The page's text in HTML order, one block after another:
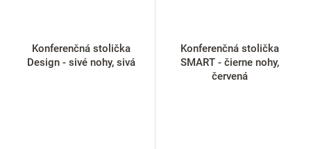
Konferenčná stolička
Design - sivé nohy, sivá
Konferenčná stolička
SMART - čierne nohy,
červená